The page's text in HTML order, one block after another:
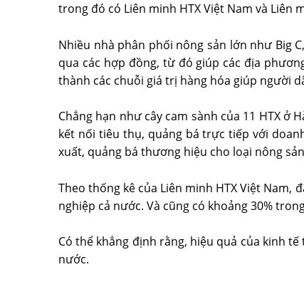
trong đó có Liên minh HTX Việt Nam và Liên
Nhiều nhà phân phối nông sản lớn như Big
qua các hợp đồng, từ đó giúp các địa
thành các chuỗi giá trị hàng hóa giúp người
Chẳng hạn như cây cam sành của 11 HTX ở
kết nối tiêu thụ, quảng bá trực tiếp với
xuất, quảng bá thương hiệu cho loại nông
Theo thống kê của Liên minh HTX Việt Nam,
nghiệp cả nước. Và cũng có khoảng 30%
Có thể khẳng định rằng, hiệu quả của kinh
nước.